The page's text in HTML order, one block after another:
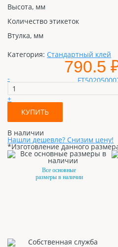
Высота, мм
Количество этикеток
Втулка, мм
Категория: Стандартный клей
790.5
-
+
КУПИТЬ
В наличии
Нашли дешевле? Снизим цену!
*Изготовление данного
Все основные
размеры в наличии